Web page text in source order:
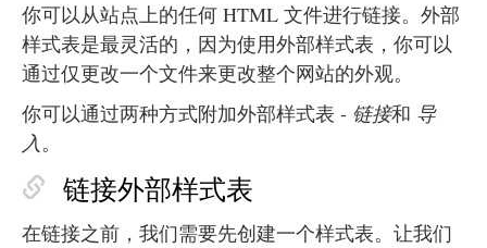
你可以从站点上的任何 HTML 文件进行链接。外部
样式表是最灵活的，因为使用外部样式表，你可以
通过仅更改一个文件来更改整个网站的外观。
你可以通过两种方式附加外部样式表 - 链接和 导
入。
链接外部样式表
在链接之前，我们需要先创建一个样式表。让我们